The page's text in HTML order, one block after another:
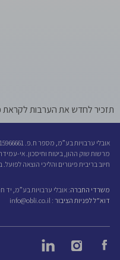
תזכיר לחדש את הערבות לקראת
מרשות שוק ההון, ביטוח וחיסכון. אי-
חיוב בריבית פיגורים והליכי הוצאה
משרדי החברה: אובלי ערבויות בע”מ, יד חרוצים 12, תל
דוא”ל לפניות הציבור : info@obli.co.il